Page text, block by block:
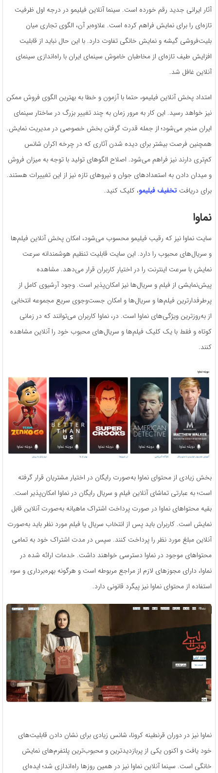
آثار ایرانی جدید رقم خورده است. سینما آنلاین فیلیمو در درجه‌ اول ظرفیت
تازه‌ای را برای نمایش فراهم کرده است. علاوه‌بر آن، الگوی تجاری میان
بلیت‌فروشی گیشه و نمایش خانگی تفاوت دارد. با این حال نباید از قابلیت
افزایش طیف تازه‌ای از مخاطبان خاموش سینمای ایران با راه‌اندازی سینمای
آنلاین غافل شد.
امتداد پخش آنلاین فیلیمو، حتما با آزمون ‌و خطا به بهترین الگوی فروش ممکن
نیز خواهد رسید. این کار به ‌مرور زمان به چند تغییر بزرگ در ساختار سینمای
ایران منجر می‌شود؛ از جمله قدرت گرفتن بخش خصوصی در مدیریت نمایش.
همچنین فرصت بیشتر برای دیده شدن آثاری که در چرخه‌ اکران شانس
کم‌تری دارند نیز فراهم می‌شود. اصلاح الگوهای تولید با توجه به میزان فروش
و میدان دادن به استعدادهای جوان و نیروهای تازه نیز از این تغییرات هستند.
برای دریافت تخفیف فیلیمو، کلیک کنید.
نماوا
سایت نماوا نیز که رقیب فیلیمو محسوب می‌شود، امکان پخش آنلاین فیلم‌ها
و سریال‌های محبوب را دارد. این سایت قابلیت تنظیم هوشمندانه سرعت
نمایش با سرعت اینترنت را در اختیار کاربران قرار می‌دهد. مشاهده
پیش‌نمایشی از فیلم و سریال‌ها نیز امکان‌پذیر است. وجود آرشیوی کامل از
پرطرفدارترین فیلم‌ها و سریال‌ها و امکان جست‌وجوی سریع مجموعه انتخابی
از به‌روزترین ویژگی‌های نماوا است. در، نماوا کاربران می‌توانند که در زمانی
کوتاه و فقط با یک کلیک فیلم‌ها و سریال‌های محبوب خود را آنلاین مشاهده
کنند.
بخش زیادی از محتوای نماوا به‌صورت رایگان در اختیار مشتریان قرار گرفته
است؛ به عبارتی تماشای آنلاین فیلم و سریال رایگان در نماوا امکان‌پذیر است.
بقیه محتواهای نماوا در صورت پرداخت اشتراک ماهیانه به‌صورت آنلاین قابل
نمایش است. کاربران باید پس از انتخاب سریال یا فیلم مورد نظر باید به‌صورت
آنلاین مبلغ مورد نظر را پرداخت کنند. سپس در مدت اشتراک خود به تمامی
محتواهای موجود در نماوا دسترسی خواهند داشت. خدمات ارائه شده در
نماوا، دارای مجوزهای لازم از مراجع مربوطه است و هرگونه بهره‌برداری و سوء
استفاده از محتوای نماوا نیز پیگرد قانونی دارد.
نماوا نیز در دوران قرنطینه کرونا، شانس زیادی برای نشان دادن قابلیت‌های
خود یافت و اکنون یکی از پربازدیدترین و محبوب‌ترین پلتفرم‌های نمایش
خانگی است. سینما آنلاین نماوا نیز در همین روزها راه‌اندازی شد؛ ایده‌ای